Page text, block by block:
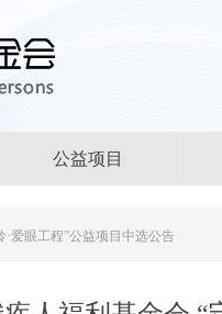
公益项目
爱眼工程”公益项目中选公告